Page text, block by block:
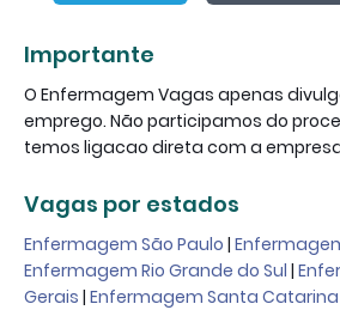
Importante
O Enfermagem Vagas apenas
emprego. Não participamos do
temos ligacao direta com a
Vagas por estados
Enfermagem São Paulo |
Enfermagem Rio Grande do Sul |
Gerais | Enfermagem Santa Catarina